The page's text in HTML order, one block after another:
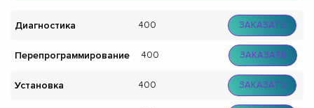
Диагностика 400 ЗАКАЗАТЬ
Перепрограммирование 400 ЗАКАЗАТЬ
Установка 400 ЗАКАЗАТЬ